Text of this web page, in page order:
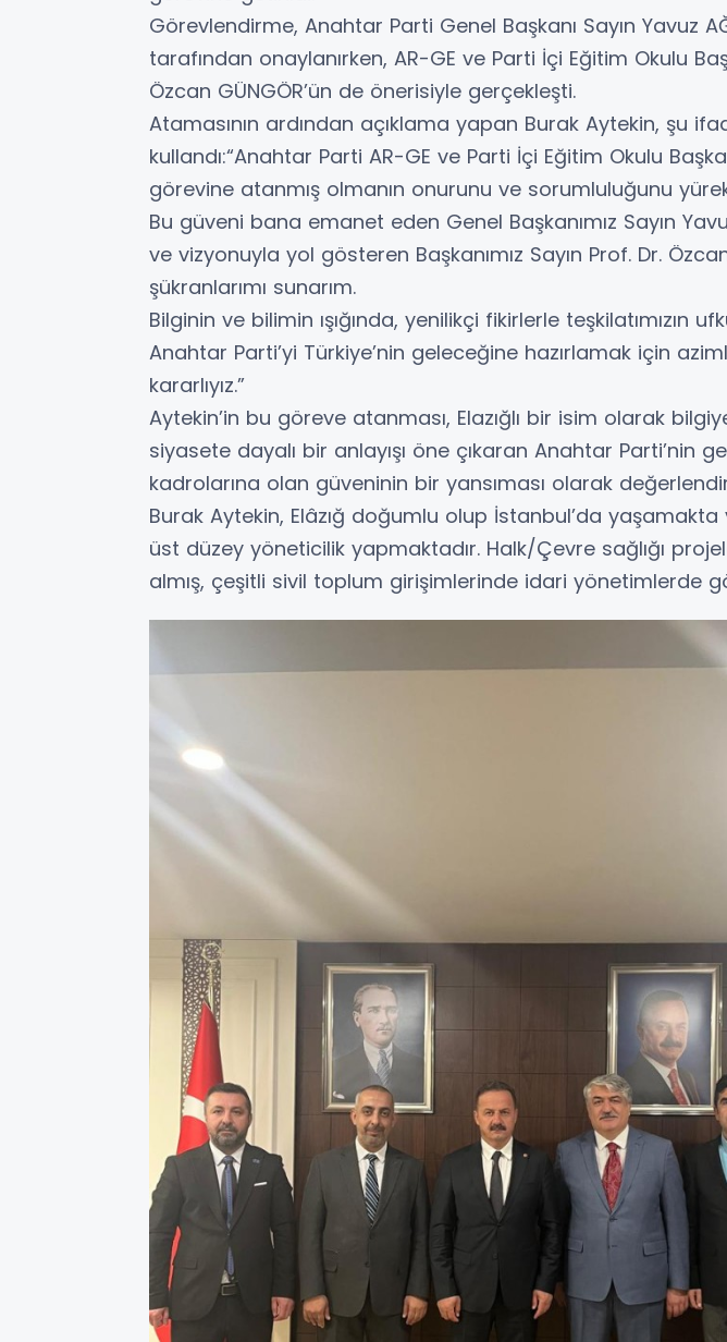
Görevlendirme, Anahtar Parti Genel Başkanı Sayın Yavuz
tarafından onaylanırken, AR-GE ve Parti İçi Eğitim Okulu
Özcan GÜNGÖR’ün de önerisiyle gerçekleşti.
Atamasının ardından açıklama yapan Burak Aytekin, şu
kullandı:“Anahtar Parti AR-GE ve Parti İçi Eğitim Okulu
görevine atanmış olmanın onurunu ve sorumluluğunu
Bu güveni bana emanet eden Genel Başkanımız Sayın
ve vizyonuyla yol gösteren Başkanımız Sayın Prof. Dr. Özcan
şükranlarımı sunarım.
Bilginin ve bilimin ışığında, yenilikçi fikirlerle teşkilatımızın
Anahtar Parti’yi Türkiye’nin geleceğine hazırlamak için
kararlıyız.”
Aytekin’in bu göreve atanması, Elazığlı bir isim olarak
siyasete dayalı bir anlayışı öne çıkaran Anahtar Parti’nin
kadrolarına olan güveninin bir yansıması olarak
Burak Aytekin, Elâzığ doğumlu olup İstanbul’da
üst düzey yöneticilik yapmaktadır. Halk/Çevre sağlığı
almış, çeşitli sivil toplum girişimlerinde idari yönetimlerde